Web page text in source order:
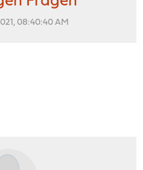
08:40:40 AM